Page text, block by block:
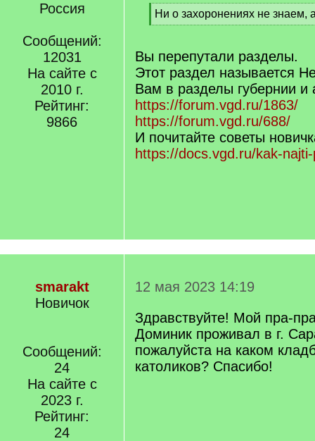
Россия
Сообщений:
12031
На сайте с
2010 г.
Рейтинг:
9866
[
q
Ни о захоронениях не знаем,
[
q
Вы перепутали разделы.
Этот раздел называется
Вам в разделы губернии и
https://forum.vgd.ru/1863/
https://forum.vgd.ru/688/
И почитайте советы
https://docs.vgd.ru/kak-
smarakt
Новичок
Сообщений:
24
На сайте с
2023 г.
Рейтинг:
24
12 мая 2023 14:19
Здравствуйте! Мой пра-
Доминик проживал в г.
пожалуйста на каком
католиков? Спасибо!